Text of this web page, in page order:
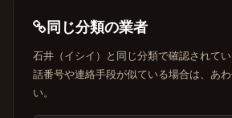
同じ分類の業者
石井（イシイ）と同じ分類で確認されて
話番号や連絡手段が似ている場合は、あ
い。